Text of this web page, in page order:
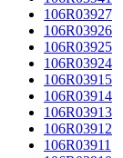
106R03927
106R03926
106R03925
106R03924
106R03915
106R03914
106R03913
106R03912
106R03911